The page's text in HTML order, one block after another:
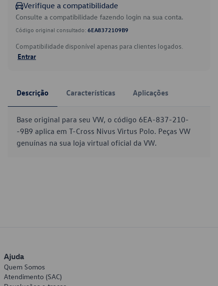
Verifique a compatibilidade
Consulte a compatibilidade fazendo login na sua conta.
Código original consultado: 6EA8372109B9
Compatibilidade disponível apenas para clientes logados.
Entrar
Descrição Características Aplicações
Base original para seu VW, o código 6EA-837-210-
-9B9 aplica em T-Cross Nivus Virtus Polo. Peças VW
genuínas na sua loja virtual oficial da VW.
Ajuda
Quem Somos
Atendimento (SAC)